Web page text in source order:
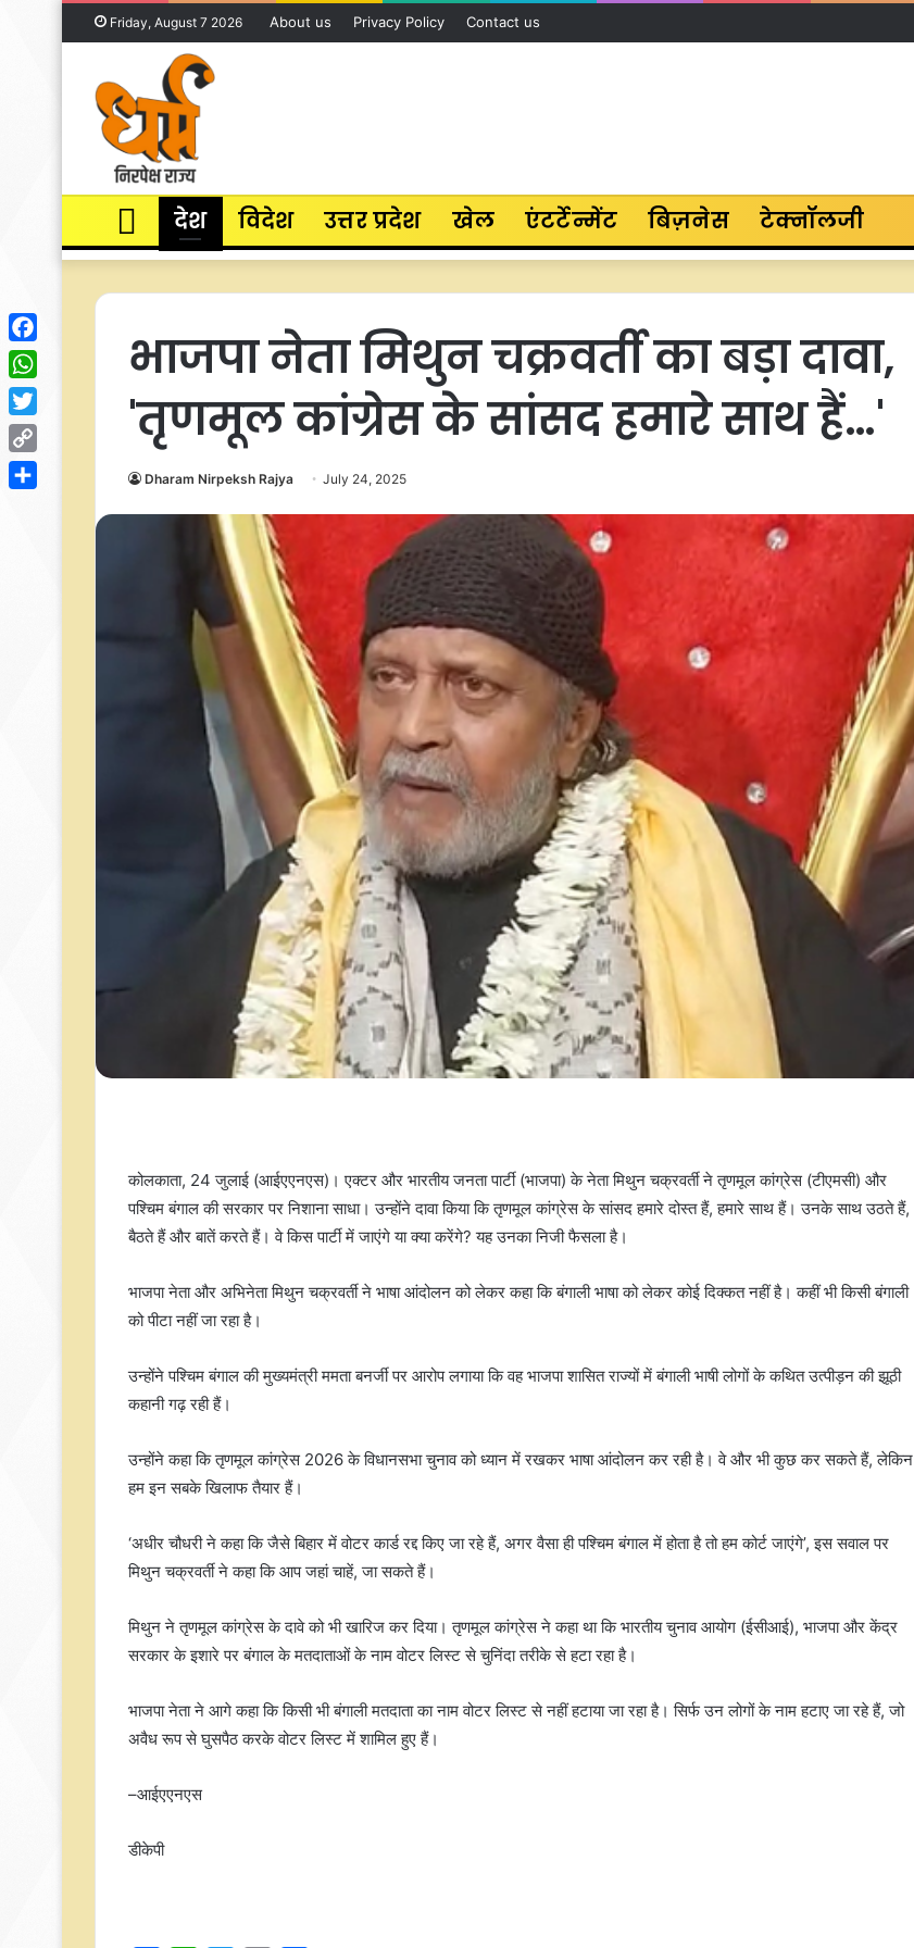
Friday, August 7 2026 About us Privacy Policy Contact us
Home
देश विदेश उत्तर प्रदेश खेल एंटर्टेन्मेंट बिज़नेस टेक्नॉलजी
भाजपा नेता मिथुन चक्रवर्ती का बड़ा दावा,
'तृणमूल कांग्रेस के सांसद हमारे साथ हैं…'
Dharam Nirpeksh Rajya July 24, 2025
कोलकाता, 24 जुलाई (आईएएनएस)। एक्टर और भारतीय जनता पार्टी (भाजपा) के नेता मिथुन चक्रवर्ती ने तृणमूल कांग्रेस (टीएमसी) और
पश्चिम बंगाल की सरकार पर निशाना साधा। उन्होंने दावा किया कि तृणमूल कांग्रेस के सांसद हमारे दोस्त हैं, हमारे साथ हैं। उनके साथ उठते हैं,
बैठते हैं और बातें करते हैं। वे किस पार्टी में जाएंगे या क्या करेंगे? यह उनका निजी फैसला है।
भाजपा नेता और अभिनेता मिथुन चक्रवर्ती ने भाषा आंदोलन को लेकर कहा कि बंगाली भाषा को लेकर कोई दिक्कत नहीं है। कहीं भी किसी बंगाली
को पीटा नहीं जा रहा है।
उन्होंने पश्चिम बंगाल की मुख्यमंत्री ममता बनर्जी पर आरोप लगाया कि वह भाजपा शासित राज्यों में बंगाली भाषी लोगों के कथित उत्पीड़न की झूठी
कहानी गढ़ रही हैं।
उन्होंने कहा कि तृणमूल कांग्रेस 2026 के विधानसभा चुनाव को ध्यान में रखकर भाषा आंदोलन कर रही है। वे और भी कुछ कर सकते हैं, लेकिन
हम इन सबके खिलाफ तैयार हैं।
‘अधीर चौधरी ने कहा कि जैसे बिहार में वोटर कार्ड रद्द किए जा रहे हैं, अगर वैसा ही पश्चिम बंगाल में होता है तो हम कोर्ट जाएंगे’, इस सवाल पर
मिथुन चक्रवर्ती ने कहा कि आप जहां चाहें, जा सकते हैं।
मिथुन ने तृणमूल कांग्रेस के दावे को भी खारिज कर दिया। तृणमूल कांग्रेस ने कहा था कि भारतीय चुनाव आयोग (ईसीआई), भाजपा और केंद्र
सरकार के इशारे पर बंगाल के मतदाताओं के नाम वोटर लिस्ट से चुनिंदा तरीके से हटा रहा है।
भाजपा नेता ने आगे कहा कि किसी भी बंगाली मतदाता का नाम वोटर लिस्ट से नहीं हटाया जा रहा है। सिर्फ उन लोगों के नाम हटाए जा रहे हैं, जो
अवैध रूप से घुसपैठ करके वोटर लिस्ट में शामिल हुए हैं।
–आईएएनएस
डीकेपी
मंत्री ने विधानसभा को बताया
सरकार हर मुद्दे पर चर्चा को तैयार, विपक्ष
सिर्फ बयानबाजी कर रहा: भाजपा सांसद
Facebook
WhatsApp
Twitter
Copy
Link